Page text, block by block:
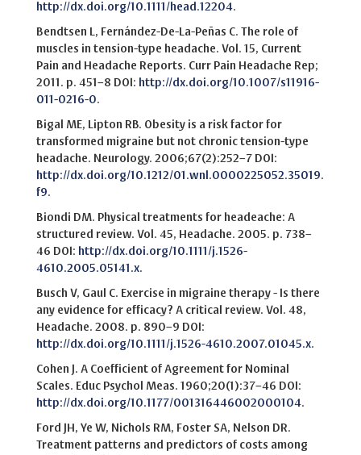
http://dx.doi.org/10.1111/head.12204.
Bendtsen L, Fernández-De-La-Peñas C. The role of
muscles in tension-type headache. Vol. 15, Current
Pain and Headache Reports. Curr Pain Headache Rep;
2011. p. 451–8 DOI: http://dx.doi.org/10.1007/s11916-
011-0216-0.
Bigal ME, Lipton RB. Obesity is a risk factor for
transformed migraine but not chronic tension-type
headache. Neurology. 2006;67(2):252–7 DOI:
http://dx.doi.org/10.1212/01.wnl.0000225052.35019.
f9.
Biondi DM. Physical treatments for headeache: A
structured review. Vol. 45, Headache. 2005. p. 738–
46 DOI: http://dx.doi.org/10.1111/j.1526-
4610.2005.05141.x.
Busch V, Gaul C. Exercise in migraine therapy - Is there
any evidence for efficacy? A critical review. Vol. 48,
Headache. 2008. p. 890–9 DOI:
http://dx.doi.org/10.1111/j.1526-4610.2007.01045.x.
Cohen J. A Coefficient of Agreement for Nominal
Scales. Educ Psychol Meas. 1960;20(1):37–46 DOI:
http://dx.doi.org/10.1177/001316446002000104.
Ford JH, Ye W, Nichols RM, Foster SA, Nelson DR.
Treatment patterns and predictors of costs among